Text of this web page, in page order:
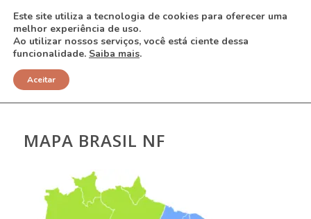
NOTÍCIAS
MAPA BRASIL NF
Este site utiliza a tecnologia de cookies para oferecer uma
melhor experiência de uso.
Ao utilizar nossos serviços, você está ciente dessa
funcionalidade. Saiba mais.
Aceitar